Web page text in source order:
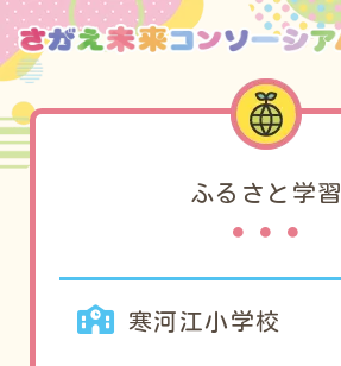
ふるさと学習
寒河江小学校